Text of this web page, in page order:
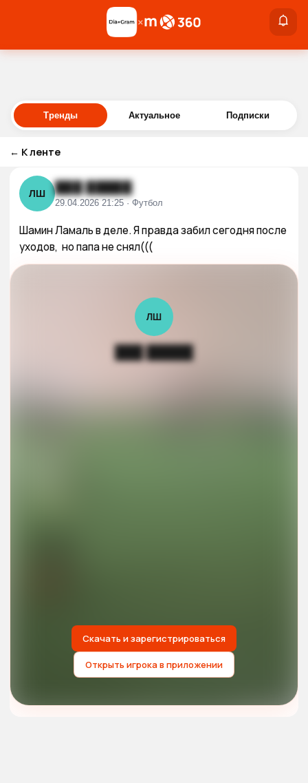
Войти
×
Тренды Актуальное Подписки
← К ленте
ЛШ ███ █████
29.04.2026 21:25 · Футбол
Шамин Ламаль в деле. Я правда забил сегодня после
уходов,  но папа не снял(((
ЛШ
███ █████
Скачать и зарегистрироваться
Открыть игрока в приложении